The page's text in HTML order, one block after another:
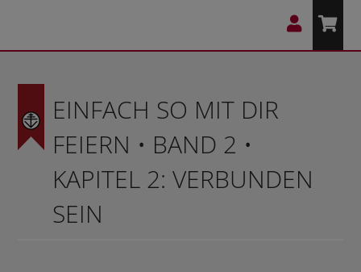
EINFACH SO MIT DIR
FEIERN • BAND 2 •
KAPITEL 2: VERBUNDEN
SEIN